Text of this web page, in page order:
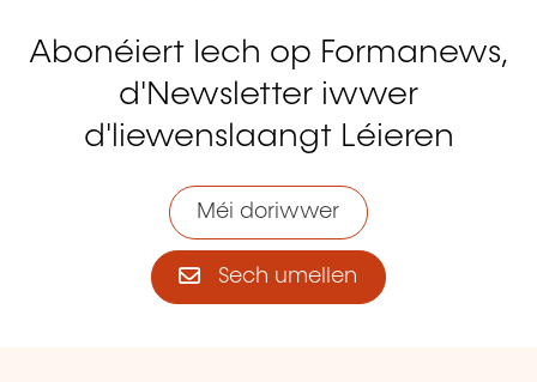
Abonéiert Iech op Formanews,
d'Newsletter iwwer
d'liewenslaangt Léieren
Méi doriwwer
Sech umellen